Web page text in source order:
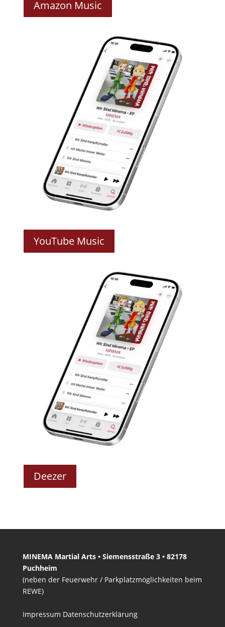
Amazon Music
YouTube Music
Deezer
MINEMA Martial Arts • Siemensstraße 3 • 82178
Puchheim
(neben der Feuerwehr / Parkplatzmöglichkeiten beim
REWE)
Impressum Datenschutzerklärung